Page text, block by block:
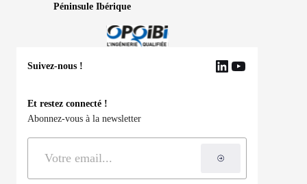
Péninsule Ibérique
Suivez-nous ! LinkedIn
YouTube
Et restez connecté !
Abonnez-vous à la newsletter
S'inscrire à la